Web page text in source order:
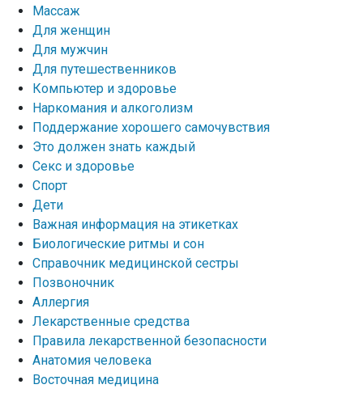
Массаж
Для женщин
Для мужчин
Для путешественников
Компьютер и здоровье
Наркомания и алкоголизм
Поддержание хорошего самочувствия
Это должен знать каждый
Секс и здоровье
Спорт
Дети
Важная информация на этикетках
Биологические ритмы и сон
Справочник медицинской сестры
Позвоночник
Аллергия
Лекарственные средства
Правила лекарственной безопасности
Aнатомия человека
Восточная медицина